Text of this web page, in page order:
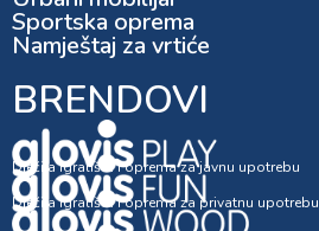
Sportska oprema
Namještaj za vrtiće
BRENDOVI
Dječija igrališta i oprema za javnu upotrebu
Dječija igrališta i oprema za privatnu upotrebu